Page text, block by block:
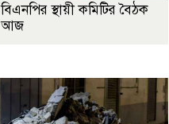
বিএনপির স্থায়ী কমিটির বৈঠক
আজ